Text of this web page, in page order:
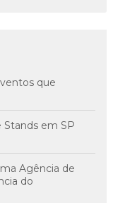
que
Stands em SP
Agência de
do